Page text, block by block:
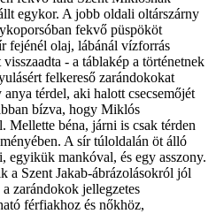
egykor. A jobb oldali oltárszárny
fekvő püspököt
fejénél olaj, lábánál vízforrás
- a táblakép a történetnek
felkereső zarándokokat
térdel, aki halott csecsemőjét
bízva, hogy Miklós
Mellette béna, járni is csak térden
A sír túloldalán öt álló
mankóval, és egy asszony.
a Szent Jakab-ábrázolásokról jól
zarándokok jellegzetes
férfiakhoz és nőkhöz,